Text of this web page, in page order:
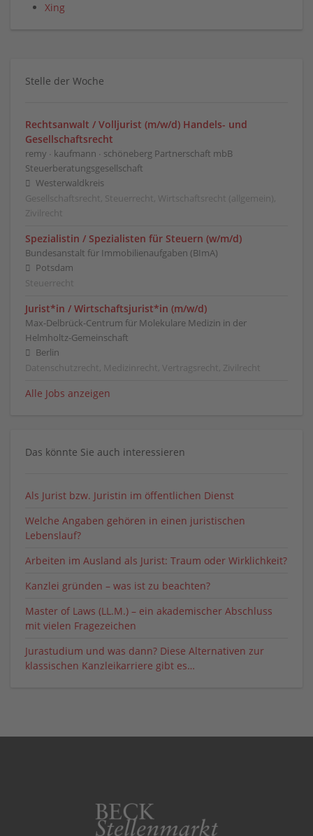
Xing
Stelle der Woche
Rechtsanwalt / Volljurist (m/w/d) Handels- und
Gesellschaftsrecht
remy ∙ kaufmann ∙ schöneberg Partnerschaft mbB
Steuerberatungsgesellschaft
Westerwaldkreis
Gesellschaftsrecht, Steuerrecht, Wirtschaftsrecht (allgemein),
Zivilrecht
Spezialistin / Spezialisten für Steuern (w/m/d)
Bundesanstalt für Immobilienaufgaben (BImA)
Potsdam
Steuerrecht
Jurist*in / Wirtschafts­jurist*in (m/w/d)
Max-Delbrück-Centrum für Molekulare Medizin in der
Helmholtz-Gemeinschaft
Berlin
Datenschutzrecht, Medizinrecht, Vertragsrecht, Zivilrecht
Alle Jobs anzeigen
Das könnte Sie auch interessieren
Als Jurist bzw. Juristin im öffentlichen Dienst
Welche Angaben gehören in einen juristischen
Lebenslauf?
Arbeiten im Ausland als Jurist: Traum oder Wirklichkeit?
Kanzlei gründen – was ist zu beachten?
Master of Laws (LL.M.) – ein akademischer Abschluss
mit vielen Fragezeichen
Jurastudium und was dann? Diese Alternativen zur
klassischen Kanzleikarriere gibt es…